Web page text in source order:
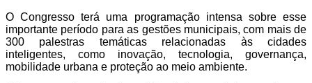
O Congresso terá uma programação intensa sobre esse
importante período para as gestões municipais, com mais de
300 palestras temáticas relacionadas às cidades
inteligentes, como inovação, tecnologia, governança,
mobilidade urbana e proteção ao meio ambiente.